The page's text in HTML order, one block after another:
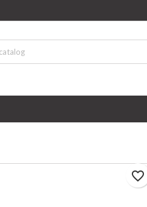
favorite_border
in to save products in your wishlist.